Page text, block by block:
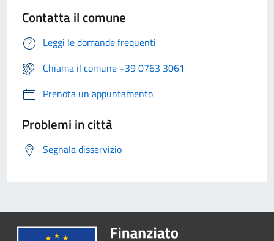
Contatta il comune
Leggi le domande frequenti
Chiama il comune +39 0763 3061
Prenota un appuntamento
Problemi in città
Segnala disservizio